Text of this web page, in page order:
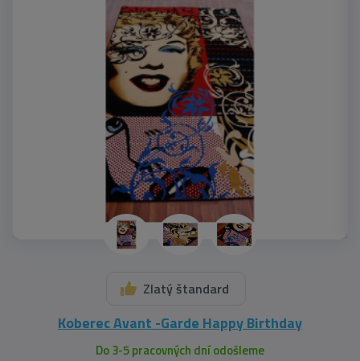
Zlatý štandard
Koberec Avant -Garde Happy Birthday
Do 3-5 pracovných dní odošleme